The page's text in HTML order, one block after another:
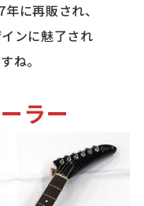
に再販され、
ンに魅了され
ね。
ラー